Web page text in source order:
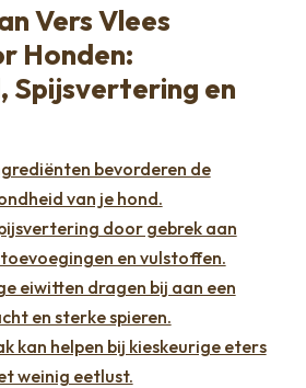
Vers Vlees
Honden:
Spijsvertering en
bevorderen de
van je hond.
door gebrek aan
en vulstoffen.
eiwitten dragen bij aan een
en sterke spieren.
kan helpen bij kieskeurige eters
weinig eetlust.